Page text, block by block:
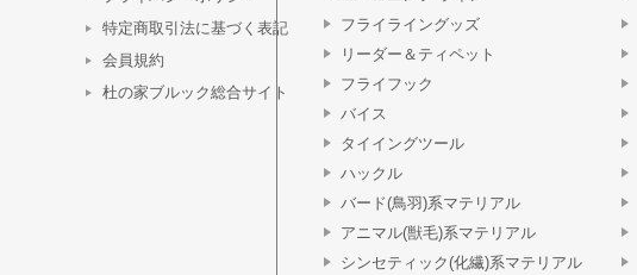
特定商取引法に基づく表記
会員規約
杜の家ブルック総合サイト
フライライングッズ
リーダー＆ティペット
フライフック
バイス
タイイングツール
ハックル
バード(鳥羽)系マテリアル
アニマル(獣毛)系マテリアル
シンセティック(化繊)系マテリアル